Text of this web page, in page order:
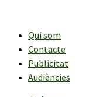
contingutQui som
Contacte
Publicitat
Audiències